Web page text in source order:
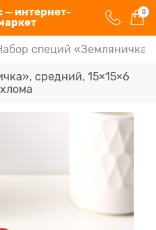
— интернет-
0
специй
средний, 15×15×6